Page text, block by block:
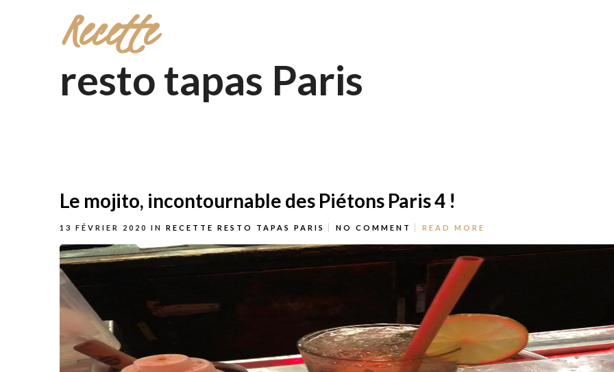
Recette
resto tapas Paris
Le mojito, incontournable des Piétons Paris 4 !
13 FÉVRIER 2020 IN RECETTE RESTO TAPAS PARIS NO COMMENT READ MORE